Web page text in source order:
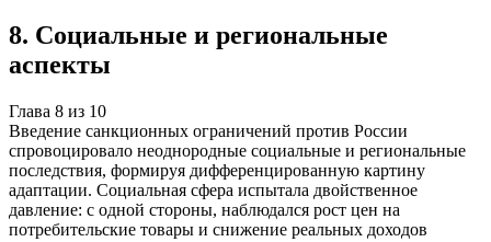
8. Социальные и региональные
аспекты
Глава 8 из 10
Введение санкционных ограничений против России
спровоцировало неоднородные социальные и региональные
последствия, формируя дифференцированную картину
адаптации. Социальная сфера испытала двойственное
давление: с одной стороны, наблюдался рост цен на
потребительские товары и снижение реальных доходов